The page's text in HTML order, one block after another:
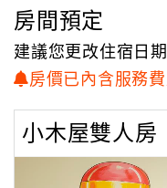
地
圖
顧
務
房間預定
建議您更改住宿日
房價已內含服務
小木屋雙人房